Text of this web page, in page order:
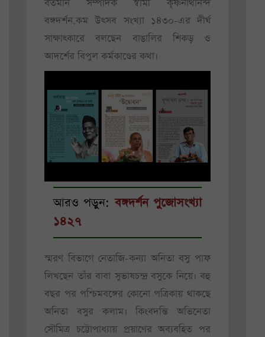
বর্তমান সম্পাদক স্বামী কৃষ্ণনাথানন্দ
বঙ্গদর্শন.কম উৎসব সংখ্যা ১৪৩০-এর দীর্ঘ
সাক্ষাৎকারে বলছেন বাঙালির শিকড় ও
আদর্শের বিপুল কর্মকাণ্ডের কথা।
আরও পড়ুন:বঙ্গদর্শন পুজোসংখ্যা
১৪২৭
স্মরণ বিভাগে নেতাজি-কন্যা অনিতা বসু পাফ
লিখছেন তাঁর বাবা সুভাষচন্দ্র বসুকে নিয়ে। বহু
বছর পর পশ্চিমবঙ্গের কোনো পত্রিকায় থাকছে
অনিতা বসুর কলাম। কিংবদন্তি অভিনেতা
সৌমিত্র চট্টোপাধ্যায় প্রয়াণের অব্যবহিত পর